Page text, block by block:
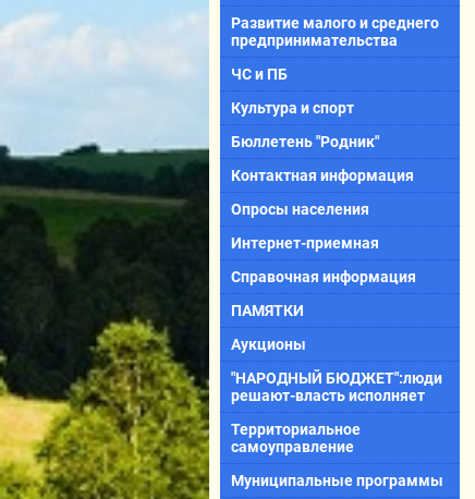
Развитие малого и среднего
предпринимательства
ЧС и ПБ
Культура и спорт
Бюллетень "Родник"
Контактная информация
Опросы населения
Интернет-приемная
Справочная информация
ПАМЯТКИ
Аукционы
"НАРОДНЫЙ БЮДЖЕТ":люди
решают-власть исполняет
Территориальное
самоуправление
Муниципальные программы